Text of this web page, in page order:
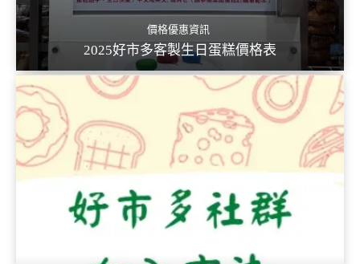
價格優惠資訊
2025好市多客製生日蛋糕價格表